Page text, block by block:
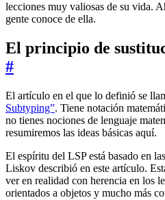
lecciones muy valiosas de su vida.
gente conoce de ella.
El principio de
#
El artículo en el que lo definió se
Subtyping”. Tiene notación
no tienes nociones de lenguaje
resumiremos las ideas básicas aquí.
El espíritu del LSP está basado en
Liskov describió en este artículo.
ver en realidad con herencia en los
orientados a objetos y mucho más